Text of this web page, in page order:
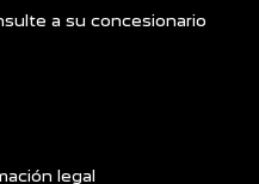
a su concesionario
legal